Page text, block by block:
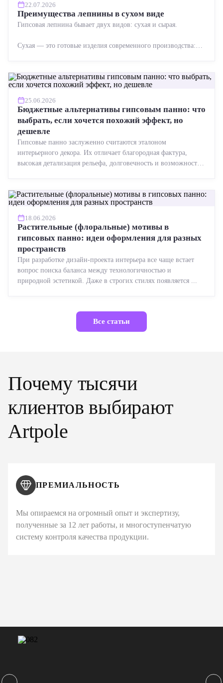
22.07.2026
Преимущества лепнины в сухом виде
Гипсовая лепнина бывает двух видов: сухая и сырая.
Сухая — это готовые изделия современного производства:
25.06.2026
Бюджетные альтернативы гипсовым панно: что
выбрать, если хочется похожий эффект, но
дешевле
Гипсовые панно заслуженно считаются эталоном
интерьерного декора. Их отличает благородная фактура,
высокая детализация рельефа, долговечность и возможность
18.06.2026
Растительные (флоральные) мотивы в
гипсовых панно: идеи оформления для разных
пространств
При разработке дизайн-проекта интерьера все чаще встает
вопрос поиска баланса между технологичностью и
природной эстетикой. Даже в строгих стилях появляется ...
Все статьи
Почему тысячи
клиентов выбирают
Artpole
ПРЕМИАЛЬНОСТЬ
Мы опираемся на огромный опыт и экспертизу,
полученные за 12 лет работы, и многоступенчатую
систему контроля качества продукции.